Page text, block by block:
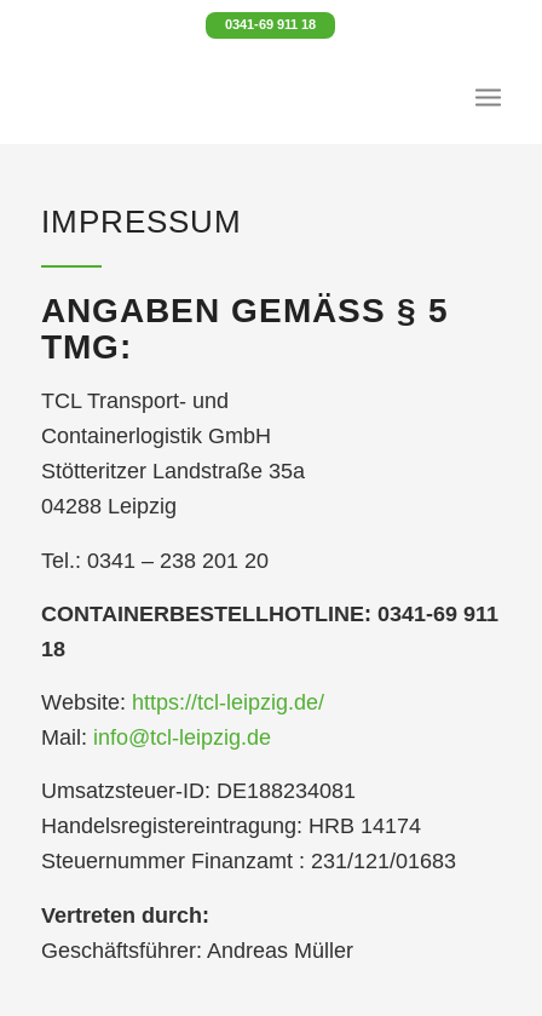
0341-69 911 18
IMPRESSUM
ANGABEN GEMÄSS § 5 T
MG:
TCL Transport- und
Containerlogistik GmbH
Stötteritzer Landstraße 35a
04288 Leipzig
Tel.: 0341 – 238 201 20
CONTAINERBESTELLHOTLINE: 0341-69 911
18
Website: https://tcl-leipzig.de/
Mail: info@tcl-leipzig.de
Umsatzsteuer-ID: DE188234081
Handelsregistereintragung: HRB 14174
Steuernummer Finanzamt : 231/121/01683
Vertreten durch:
Geschäftsführer: Andreas Müller